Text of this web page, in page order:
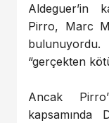
Aldeguer’in
Pirro, Marc
“gerçekten
Ancak